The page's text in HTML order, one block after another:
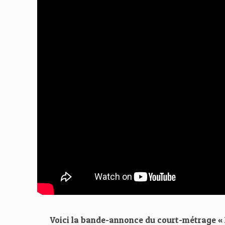
Voici la bande-annonce du court-métrage